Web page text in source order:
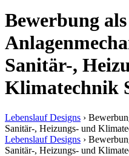
Bewerbung als
Sanitär-,
Klimatechnik
Lebenslauf Designs ›
Sanitär-, Heizungs- und
Lebenslauf Designs ›
Sanitär-, Heizungs- und